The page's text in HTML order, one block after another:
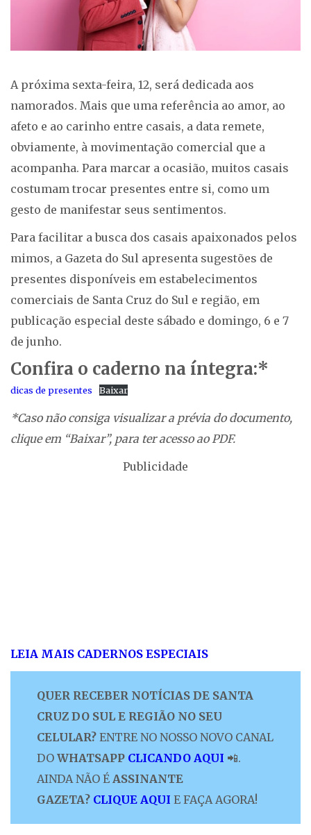
A próxima sexta-feira, 12, será dedicada aos
namorados. Mais que uma referência ao amor, ao
afeto e ao carinho entre casais, a data remete,
obviamente, à movimentação comercial que a
acompanha. Para marcar a ocasião, muitos casais
costumam trocar presentes entre si, como um
gesto de manifestar seus sentimentos.
Para facilitar a busca dos casais apaixonados pelos
mimos, a Gazeta do Sul apresenta sugestões de
presentes disponíveis em estabelecimentos
comerciais de Santa Cruz do Sul e região, em
publicação especial deste sábado e domingo, 6 e 7
de junho.
Confira o caderno na íntegra:*
dicas de presentes Baixar
*Caso não consiga visualizar a prévia do documento,
clique em “Baixar”, para ter acesso ao PDF.
Publicidade
LEIA MAIS CADERNOS ESPECIAIS
QUER RECEBER NOTÍCIAS DE SANTA
CRUZ DO SUL E REGIÃO NO SEU
CELULAR? ENTRE NO NOSSO NOVO CANAL
DO WHATSAPP CLICANDO AQUI 📲.
AINDA NÃO É ASSINANTE
GAZETA? CLIQUE AQUI E FAÇA AGORA!